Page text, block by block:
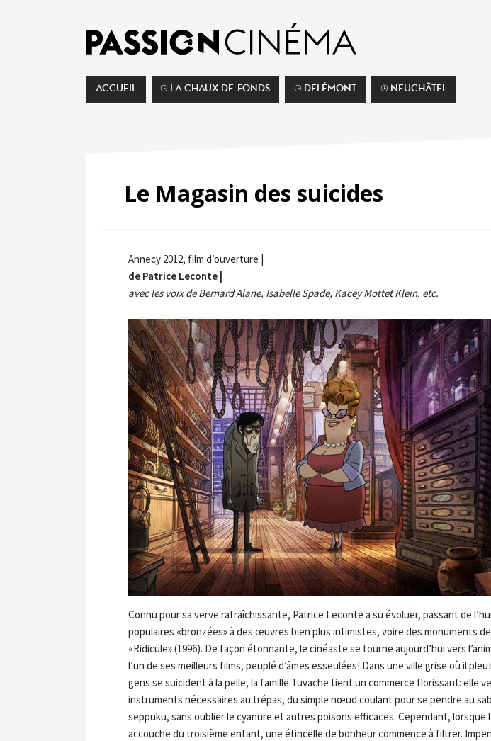
ACCUEIL ⌚︎ LA CHAUX-DE-FONDS ⌚︎ DELÉMONT ⌚︎ NEUCHÂTEL
Le Magasin des suicides
Annecy 2012, film d’ouverture |
de Patrice Leconte |
avec les voix de Bernard Alane, Isabelle Spade, Kacey Mottet Klein, etc.
Connu pour sa verve rafraîchissante, Patrice Leconte a su évoluer, passant de
populaires «bronzées» à des œuvres bien plus intimistes, voire des monuments
«Ridicule» (1996). De façon étonnante, le cinéaste se tourne aujourd’hui vers
l’un de ses meilleurs films, peuplé d’âmes esseulées! Dans une ville grise où il
gens se suicident à la pelle, la famille Tuvache tient un commerce florissant: elle
instruments nécessaires au trépas, du simple nœud coulant pour se pendre au
seppuku, sans oublier le cyanure et autres poisons efficaces. Cependant, lorsque
accouche du troisième enfant, une étincelle de bonheur commence à filtrer.